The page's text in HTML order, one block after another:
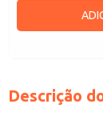
Descrição